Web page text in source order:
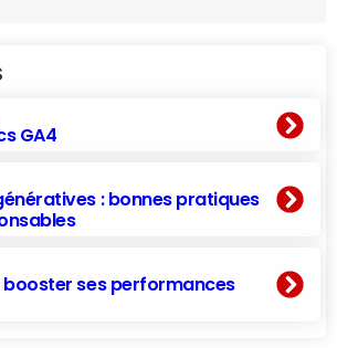
GA4
: bonnes pratiques
booster ses performances